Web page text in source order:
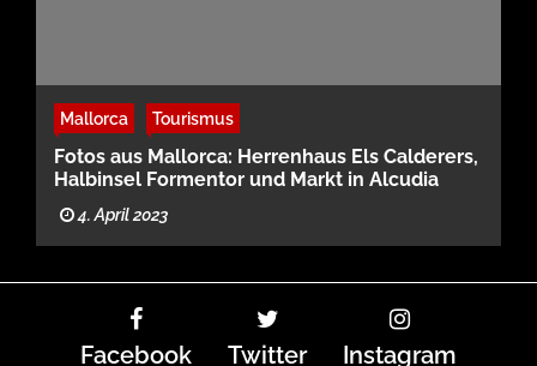
Mallorca Tourismus
Fotos aus Mallorca: Herrenhaus Els Calderers,
Halbinsel Formentor und Markt in Alcudia
4. April 2023
Facebook Twitter Instagram